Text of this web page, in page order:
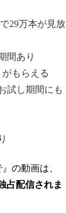
29万本が見放
間あり
もらえる
試し期間にも
の動画は、
占配信されま